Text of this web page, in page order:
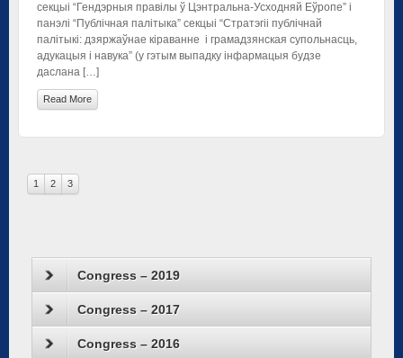
Congress – 2019
Congress – 2017
Congress – 2016
секцыі “Гендэрныя правілы ў Цэнтральна-Усходняй Еўропе” і
панэлі “Публічная палітыка” секцыі “Стратэгіі публічнай
палітыкі: дзяржаўнае кіраванне і грамадзянская супольнасць,
адукацыя і навука” (у гэтым выпадку інфармацыя будзе
даслана […]
Read More
1 2 3